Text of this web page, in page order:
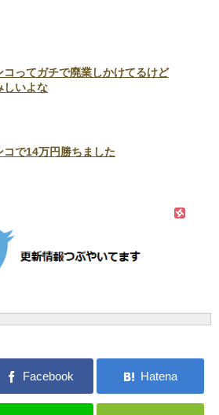
コってガチで廃業しかけてるけど
しいよな
コで14万円勝ちました